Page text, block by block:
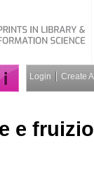
Login Create
e